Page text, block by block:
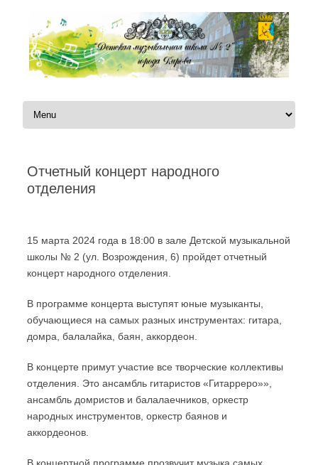
Перейти к содержимому
Отчетный концерт народного
отделения
15 марта 2024 года в 18:00 в зале Детской музыкальной
школы № 2 (ул. Возрождения, 6) пройдет отчетный
концерт народного отделения.
В программе концерта выступят юные музыканты,
обучающиеся на самых разных инструментах: гитара,
домра, балалайка, баян, аккордеон.
В концерте примут участие все творческие коллективы
отделения. Это ансамбль гитаристов «Гитарреро»»,
ансамбль домристов и балалаечников, оркестр
народных инструментов, оркестр баянов и
аккордеонов.